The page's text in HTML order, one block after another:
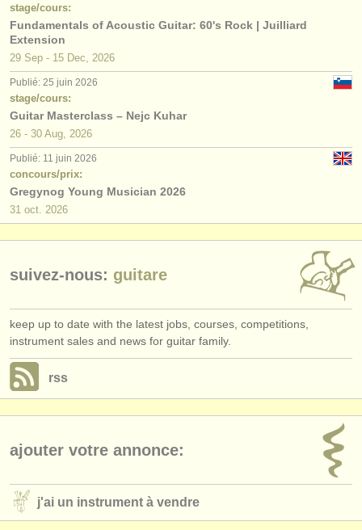
stage/cours:
Fundamentals of Acoustic Guitar: 60's Rock | Juilliard
Extension
29 Sep - 15 Dec, 2026
Publié: 25 juin 2026
stage/cours:
Guitar Masterclass – Nejc Kuhar
26 - 30 Aug, 2026
Publié: 11 juin 2026
concours/prix:
Gregynog Young Musician 2026
31 oct. 2026
suivez-nous: guitare
keep up to date with the latest jobs, courses, competitions,
instrument sales and news for guitar family.
rss
ajouter votre annonce:
j'ai un instrument à vendre